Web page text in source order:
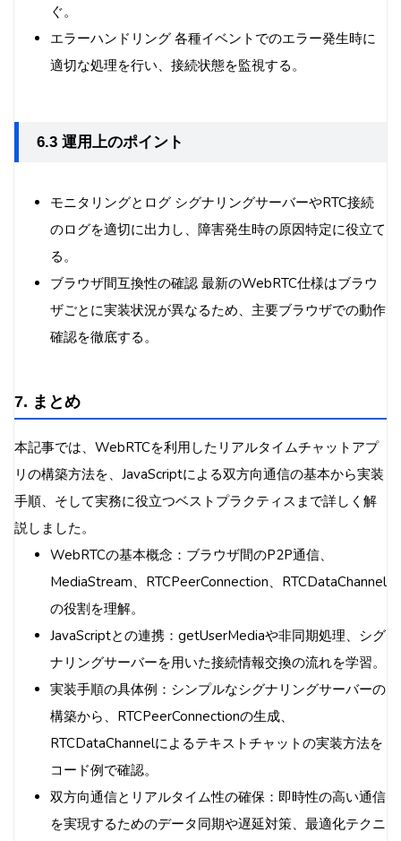
ぐ。
エラーハンドリング 各種イベントでのエラー発生時に
適切な処理を行い、接続状態を監視する。
6.3 運用上のポイント
モニタリングとログ シグナリングサーバーやRTC接続
のログを適切に出力し、障害発生時の原因特定に役立て
る。
ブラウザ間互換性の確認 最新のWebRTC仕様はブラウ
ザごとに実装状況が異なるため、主要ブラウザでの動作
確認を徹底する。
7. まとめ
本記事では、WebRTCを利用したリアルタイムチャットアプ
リの構築方法を、JavaScriptによる双方向通信の基本から実装
手順、そして実務に役立つベストプラクティスまで詳しく解
説しました。
WebRTCの基本概念：ブラウザ間のP2P通信、
MediaStream、RTCPeerConnection、RTCDataChannel
の役割を理解。
JavaScriptとの連携：getUserMediaや非同期処理、シグ
ナリングサーバーを用いた接続情報交換の流れを学習。
実装手順の具体例：シンプルなシグナリングサーバーの
構築から、RTCPeerConnectionの生成、
RTCDataChannelによるテキストチャットの実装方法を
コード例で確認。
双方向通信とリアルタイム性の確保：即時性の高い通信
を実現するためのデータ同期や遅延対策、最適化テクニ